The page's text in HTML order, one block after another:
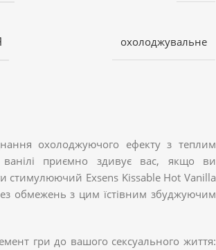
охолоджувальне
охолоджуючого ефекту з теплим
приємно здивує вас, якщо ви
стимулюючий Exsens Kissable Hot Vanilla
обмежень з цим їстівним збуджуючим
гри до вашого сексуального життя: